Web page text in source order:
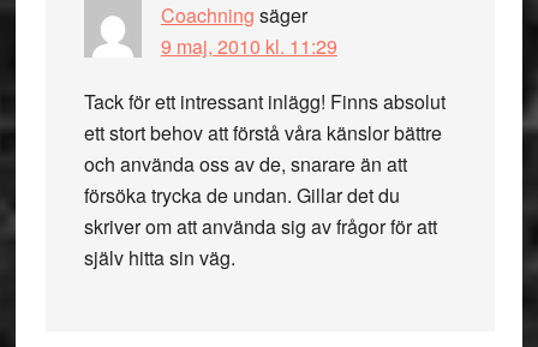
Coachning säger
9 maj, 2010 kl. 11:29
Tack för ett intressant inlägg! Finns absolut
ett stort behov att förstå våra känslor bättre
och använda oss av de, snarare än att
försöka trycka de undan. Gillar det du
skriver om att använda sig av frågor för att
själv hitta sin väg.